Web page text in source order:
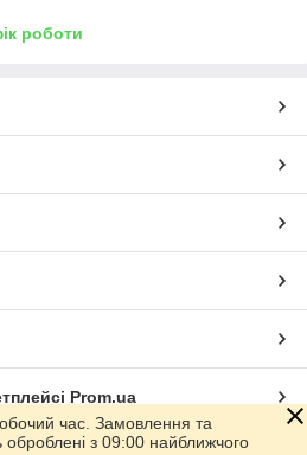
роботи
Prom.ua
час. Замовлення та
оброблені з 09:00 найближчого